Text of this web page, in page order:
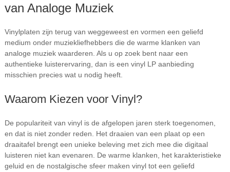
van Analoge Muziek
Vinylplaten zijn terug van weggeweest en vormen een geliefd
medium onder muziekliefhebbers die de warme klanken van
analoge muziek waarderen. Als u op zoek bent naar een
authentieke luisterervaring, dan is een vinyl LP aanbieding
misschien precies wat u nodig heeft.
Waarom Kiezen voor Vinyl?
De populariteit van vinyl is de afgelopen jaren sterk toegenomen,
en dat is niet zonder reden. Het draaien van een plaat op een
draaitafel brengt een unieke beleving met zich mee die digitaal
luisteren niet kan evenaren. De warme klanken, het karakteristieke
geluid en de nostalgische sfeer maken vinyl tot een geliefd